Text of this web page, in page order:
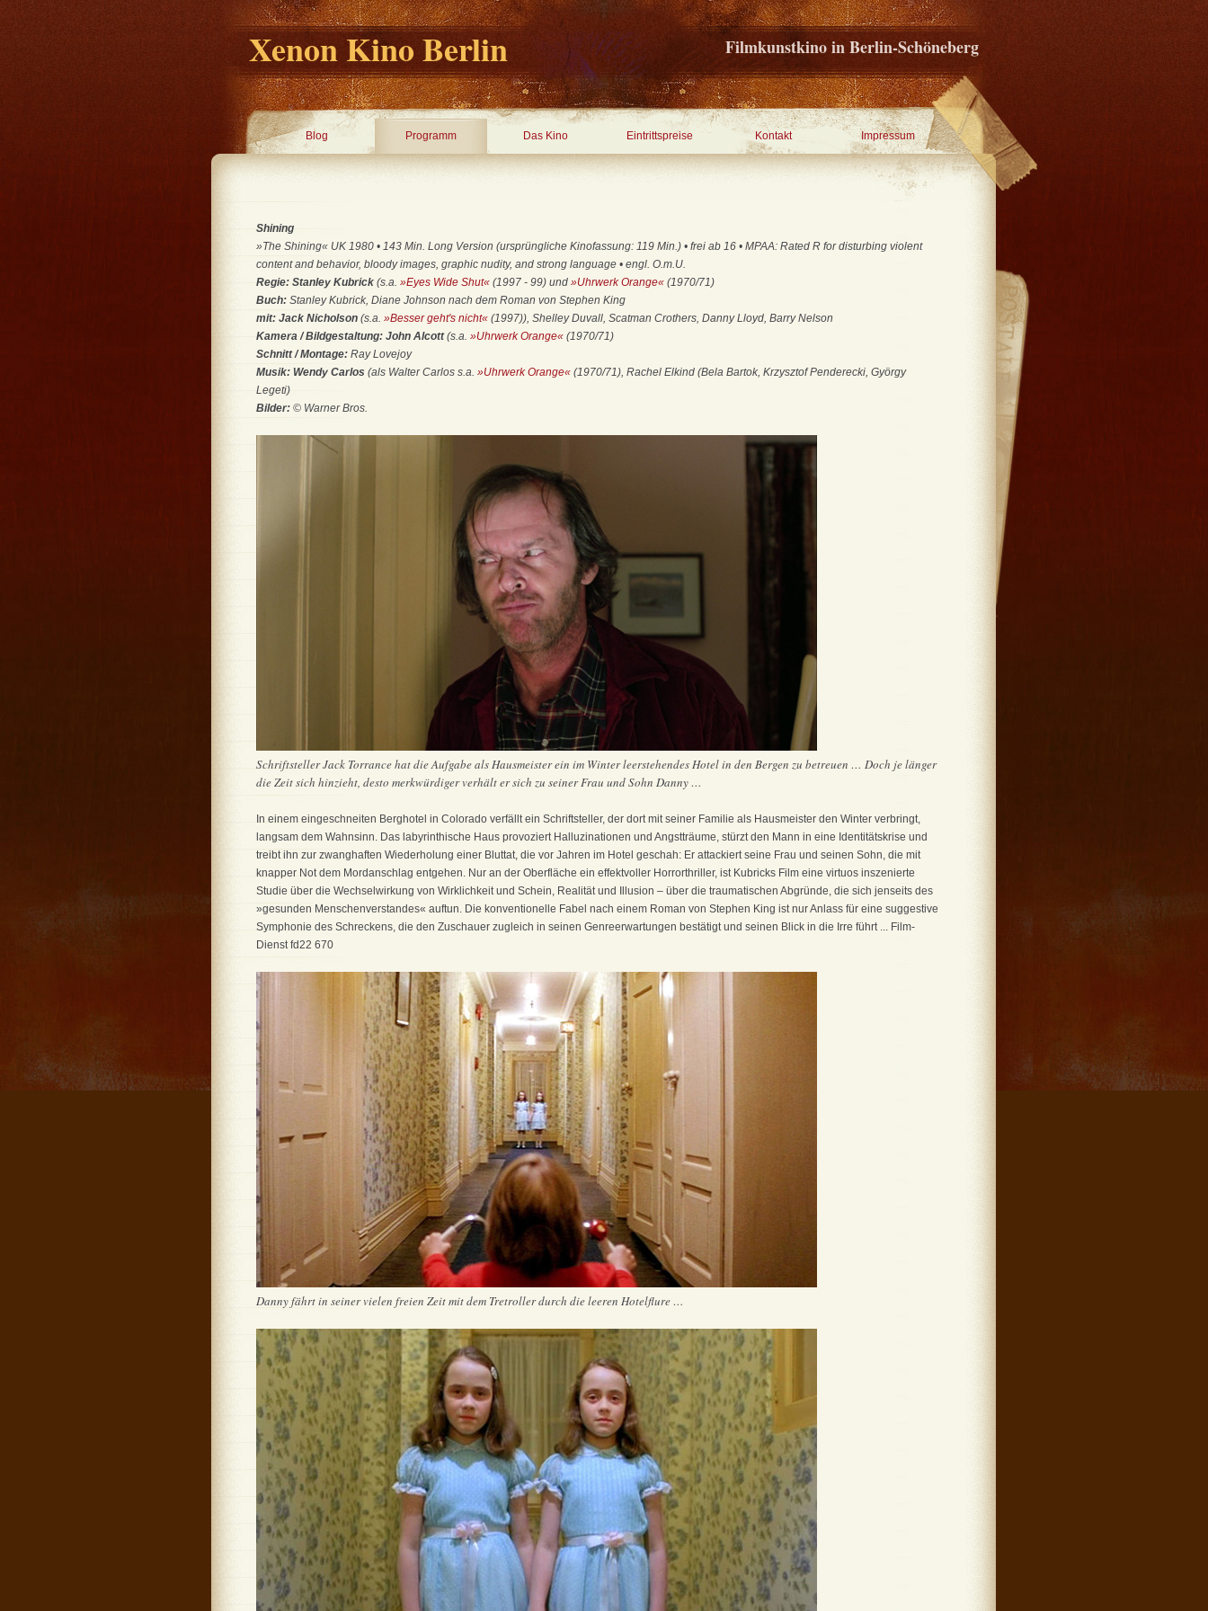
Xenon Kino Berlin Filmkunstkino in Berlin-Schöneberg
Blog Programm Das Kino Eintrittspreise Kontakt Impressum
Shining
»The Shining« UK 1980 • 143 Min. Long Version (ursprüngliche Kinofassung: 119 Min.) • frei ab 16 • MPAA: Rated R for disturbing violent
content and behavior, bloody images, graphic nudity, and strong language • engl. O.m.U.
Regie: Stanley Kubrick (s.a. »Eyes Wide Shut« (1997 - 99) und »Uhrwerk Orange« (1970/71)
Buch: Stanley Kubrick, Diane Johnson nach dem Roman von Stephen King
mit: Jack Nicholson (s.a. »Besser geht's nicht« (1997)), Shelley Duvall, Scatman Crothers, Danny Lloyd, Barry Nelson
Kamera / Bildgestaltung: John Alcott(s.a. »Uhrwerk Orange« (1970/71)
Schnitt / Montage: Ray Lovejoy
Musik: Wendy Carlos (als Walter Carlos s.a. »Uhrwerk Orange« (1970/71), Rachel Elkind (Bela Bartok, Krzysztof Penderecki, György
Legeti)
Bilder: © Warner Bros.
Schriftsteller Jack Torrance hat die Aufgabe als Hausmeister ein im Winter leerstehendes Hotel in den Bergen zu betreuen … Doch je länger
die Zeit sich hinzieht, desto merkwürdiger verhält er sich zu seiner Frau und Sohn Danny …
In einem eingeschneiten Berghotel in Colorado verfällt ein Schriftsteller, der dort mit seiner Familie als Hausmeister den Winter verbringt,
langsam dem Wahnsinn. Das labyrinthische Haus provoziert Halluzinationen und Angstträume, stürzt den Mann in eine Identitätskrise und
treibt ihn zur zwanghaften Wiederholung einer Bluttat, die vor Jahren im Hotel geschah: Er attackiert seine Frau und seinen Sohn, die mit
knapper Not dem Mordanschlag entgehen. Nur an der Oberfläche ein effektvoller Horrorthriller, ist Kubricks Film eine virtuos inszenierte
Studie über die Wechselwirkung von Wirklichkeit und Schein, Realität und Illusion – über die traumatischen Abgründe, die sich jenseits des
»gesunden Menschenverstandes« auftun. Die konventionelle Fabel nach einem Roman von Stephen King ist nur Anlass für eine suggestive
Symphonie des Schreckens, die den Zuschauer zugleich in seinen Genreerwartungen bestätigt und seinen Blick in die Irre führt ... Film-
Dienst fd22 670
Danny fährt in seiner vielen freien Zeit mit dem Tretroller durch die leeren Hotelflure …